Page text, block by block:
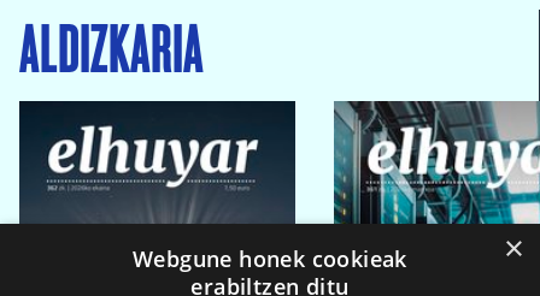
ALDIZKARIA
×
Webgune honek cookieak
erabiltzen ditu